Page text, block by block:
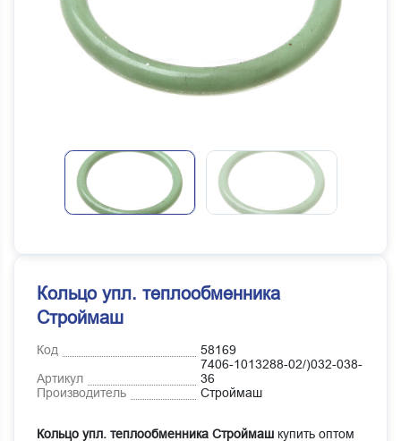
Кольцо упл. теплообменника
Строймаш
Код
58169
Артикул
7406-1013288-02/)032-038-
36
Производитель
Строймаш
Кольцо упл. теплообменника Строймаш купить оптом